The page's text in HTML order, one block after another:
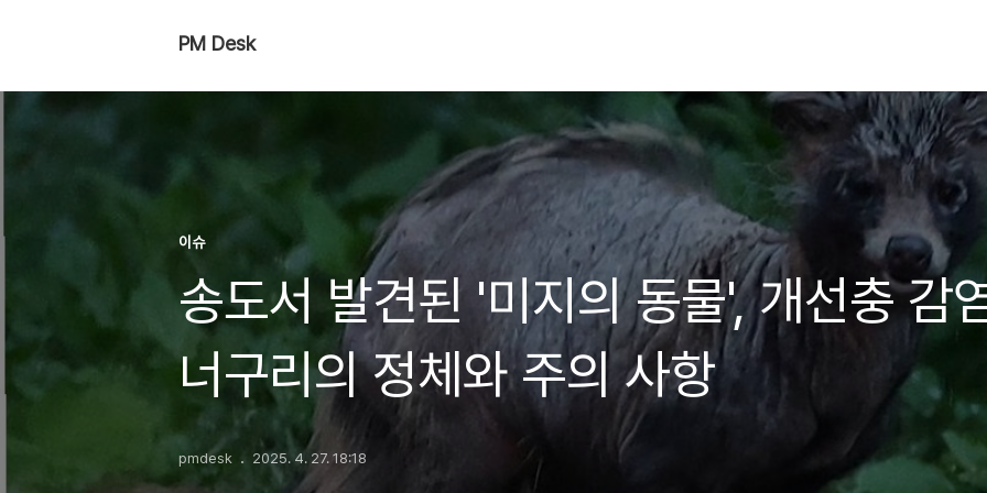
PM Desk
이슈
송도서 발견된 '미지의 동물', 개선충 감
너구리의 정체와 주의 사항
pmdesk 2025. 4. 27. 18:18